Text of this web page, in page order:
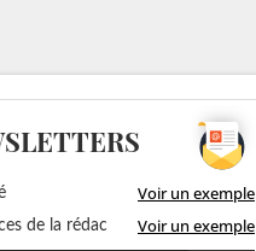
Voir un exemple
de la rédac Voir un exemple